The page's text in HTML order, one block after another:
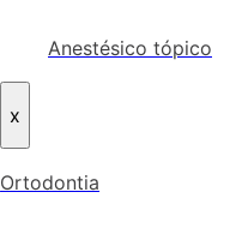
Anestésico tópico
x
Ortodontia